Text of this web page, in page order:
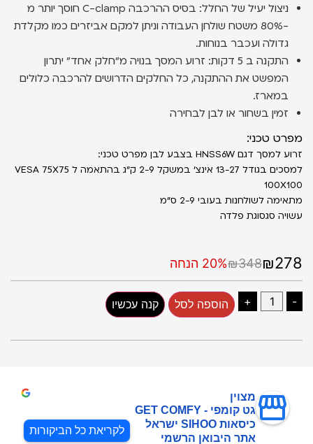
ניצול יעיל של החלל: בסיס ההרכבה C-clamp חוסך יותר מ
-80% משטח שולחן העבודה וניתן למקם אביזרים כמו מקלדת
גדולה ועכבר בנוחות.
התקנה ב 5 דקות: זרוע המסך בנויה מ״חלק אחד״ יתרון
המפשט את ההתקנה, כל החלקים הדרושים להרכבה כלולים
במארז.
זמין בשחור או לבן לבחירה
מפרט טכני:
זרוע למסך דגם HNSS6W בצבע לבן מפרט טכני:
למסכים בגודל 13-27 אינצ׳ במשקל 2-9 ק״ג בהתאמה ל VESA 75X75
100X100
מתאימה לשולחנות בעובי 2-9 ס״מ
עשויה סגסוגת פלדה
₪278
₪34820% הנחה
-
+ הוספה לסל קנה עכשיו
מצוין
גט קומפי - GET COMFY
כיסאות SIHOO ישראל
אתר היבואן הרשמי
לקריאת כל הביקורות